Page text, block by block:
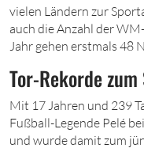
vielen Ländern zur
auch die Anzahl der
Jahr gehen erstmals 48
Tor-Rekorde zum
Mit 17 Jahren und 239
Fußball-Legende Pelé
und wurde damit zum